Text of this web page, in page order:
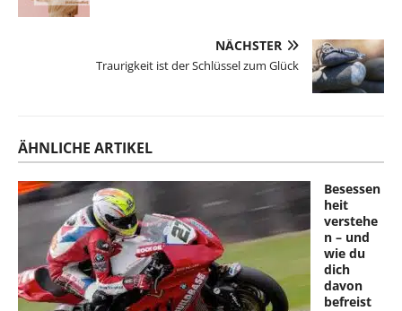
NÄCHSTER
Traurigkeit ist der Schlüssel zum Glück
ÄHNLICHE ARTIKEL
Besessen
heit
verstehe
n – und
wie du
dich
davon
befreist